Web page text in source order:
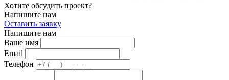
Хотите обсудить проект?
Напишите нам
Оставить заявку
Напишите нам
Ваше имя
Email
Телефон